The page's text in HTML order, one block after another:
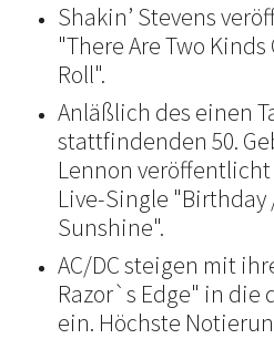
Shakin’ Stevens
"There Are Two Kinds
Roll".
Anläßlich des einen
stattfindenden 50.
Lennon
Live-Single "Birthday
Sunshine".
AC/DC steigen mit
Razor`s Edge" in die
ein. Höchste